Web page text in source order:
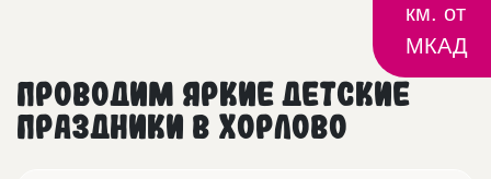
км. от
МКАД
Проводим яркие детские
праздники в Хорлово